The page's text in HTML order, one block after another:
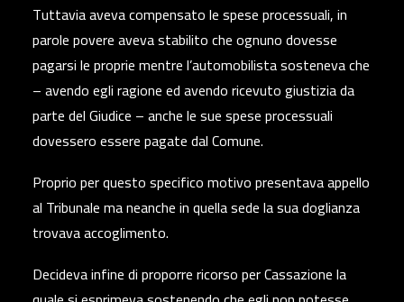
Tuttavia aveva compensato le spese processuali, in
parole povere aveva stabilito che ognuno dovesse
pagarsi le proprie mentre l’automobilista sosteneva che
– avendo egli ragione ed avendo ricevuto giustizia da
parte del Giudice – anche le sue spese processuali
dovessero essere pagate dal Comune.
Proprio per questo specifico motivo presentava appello
al Tribunale ma neanche in quella sede la sua doglianza
trovava accoglimento.
Decideva infine di proporre ricorso per Cassazione la